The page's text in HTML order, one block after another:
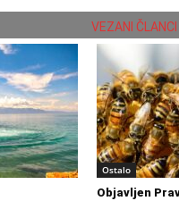
VEZANI ČLANCI
Ostalo
Objavljen